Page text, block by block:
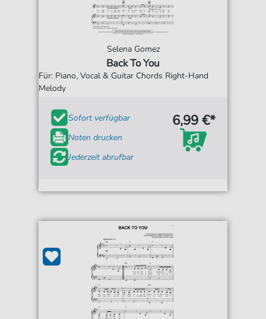
Selena Gomez
Back To You
Für: Piano, Vocal & Guitar Chords Right-Hand
Melody
Sofort verfügbar
Noten drucken
Jederzeit abrufbar
6,99 €*